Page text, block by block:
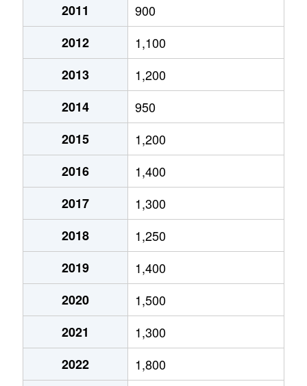
月寒西１条
1,600万円
月寒西１条
1,400万円
月寒西１条
1,100万円
月寒西２条
2,000万円
月寒西３条
1,800万円
月寒西３条
1,500万円
月寒西３条
1,700万円
月寒西３条
1,800万円
月寒西４条
1,700万円
月寒西４条
880万円
月寒西４条
700万円
月寒西５条
810万円
2011
900
2012
1,100
2013
1,200
2014
950
2015
1,200
2016
1,400
2017
1,300
2018
1,250
2019
1,400
2020
1,500
2021
1,300
2022
1,800